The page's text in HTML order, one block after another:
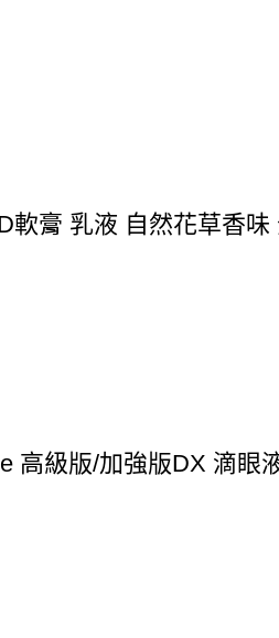
軟膏 乳液 自然花草香
高級版/加強版DX 滴